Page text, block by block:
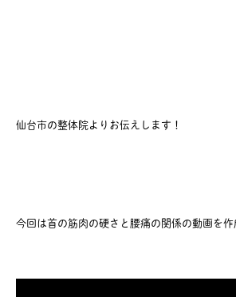
仙台市の整体院よりお伝えします！
今回は首の筋肉の硬さと腰痛の関係の動画を